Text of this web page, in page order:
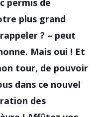
permis de
plus grand
? – peut
Mais oui ! Et
tour, de pouvoir
dans ce nouvel
des